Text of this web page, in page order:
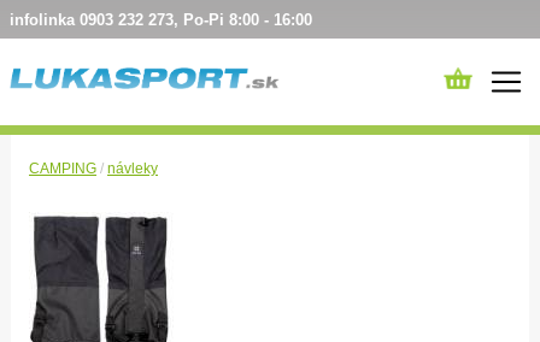
infolinka 0903 232 273, Po-Pi 8:00 - 16:00
CAMPING / návleky